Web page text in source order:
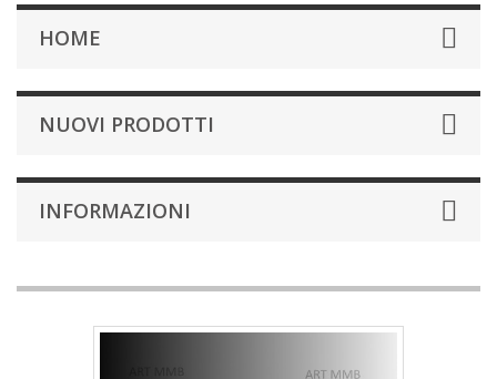
HOME
NUOVI PRODOTTI
INFORMAZIONI